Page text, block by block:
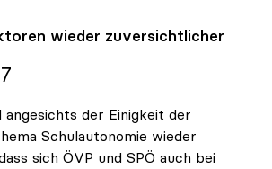
wieder zuversichtlicher
angesichts der Einigkeit der
Schulautonomie wieder
sich ÖVP und SPÖ auch bei